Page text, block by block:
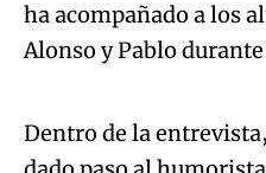
Try
Dentro de la
dado paso al
ganadores del Ídolo
nombres es de